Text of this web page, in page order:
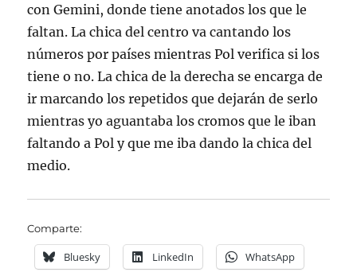
con Gemini, donde tiene anotados los que le
faltan. La chica del centro va cantando los
números por países mientras Pol verifica si los
tiene o no. La chica de la derecha se encarga de
ir marcando los repetidos que dejarán de serlo
mientras yo aguantaba los cromos que le iban
faltando a Pol y que me iba dando la chica del
medio.
Comparte:
Bluesky LinkedIn WhatsApp